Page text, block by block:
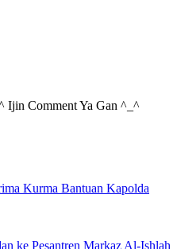
Ijin Comment Ya Gan ^_^
Kurma Bantuan Kapolda
ke Pesantren Markaz Al-Ishlah